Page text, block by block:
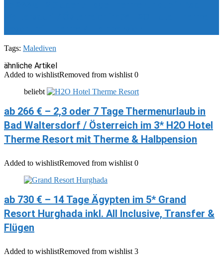
Tags: Malediven
ähnliche Artikel
Added to wishlistRemoved from wishlist 0
beliebt
ab 266 € – 2,3 oder 7 Tage Thermenurlaub in
Bad Waltersdorf / Österreich im 3* H2O Hotel
Therme Resort mit Therme & Halbpension
Added to wishlistRemoved from wishlist 0
ab 730 € – 14 Tage Ägypten im 5* Grand
Resort Hurghada inkl. All Inclusive, Transfer &
Flügen
Added to wishlistRemoved from wishlist 3